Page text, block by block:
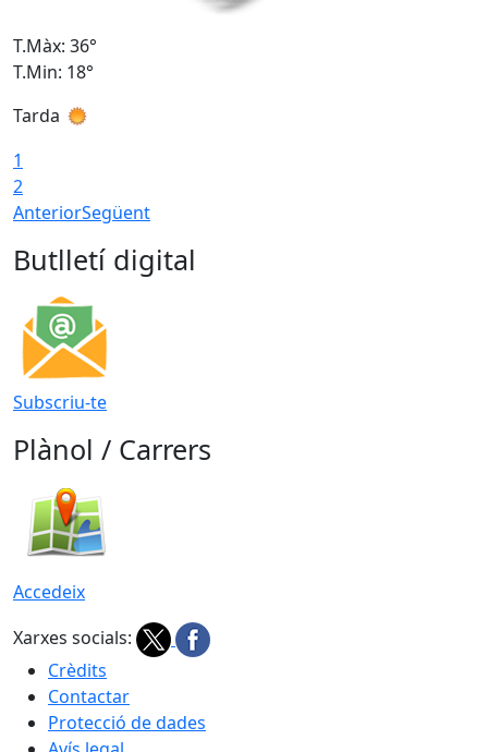
T.Màx: 36°
T.Min: 18°
Tarda
1
2
AnteriorSegüent
Butlletí digital
Subscriu-te
Plànol / Carrers
Accedeix
Xarxes socials:
Crèdits
Contactar
Protecció de dades